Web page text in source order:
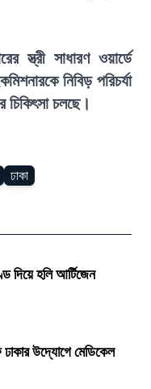
স্ত্রী সাধারণ ওয়ার্ডে
নিবিড় পরিচর্যা
চিকিৎসা চলছে।
ঢাকা
দিয়ে হলি আর্টিজেন
ঢাকার উদ্যোগে মেডিকেল